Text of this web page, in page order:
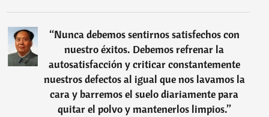
“Nunca debemos sentirnos satisfechos con
nuestro éxitos. Debemos refrenar la
autosatisfacción y criticar constantemente
nuestros defectos al igual que nos lavamos la
cara y barremos el suelo diariamente para
quitar el polvo y mantenerlos limpios.”